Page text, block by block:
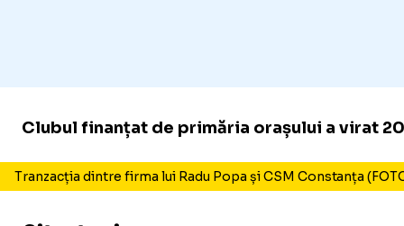
Clubul finanțat de primăria orașului a virat
Tranzacția dintre firma lui Radu Popa și CSM Constanța